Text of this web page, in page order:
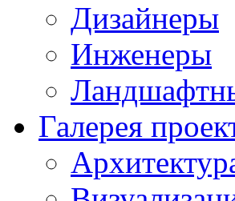
Дизайнеры
Инженеры
Галерея